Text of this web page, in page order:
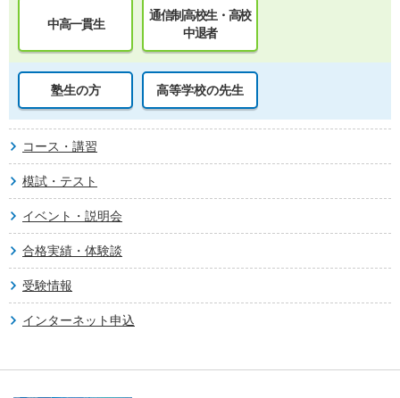
中高一貫生
通信制高校生・高校
中退者
塾生の方 高等学校の先生
コース・講習
模試・テスト
イベント・説明会
合格実績・体験談
受験情報
インターネット申込